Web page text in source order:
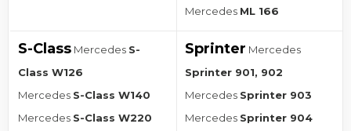
Mercedes ML 166
S-Class Mercedes S-
Class W126
Mercedes S-Class W140
Mercedes S-Class W220
Sprinter Mercedes
Sprinter 901, 902
Mercedes Sprinter 903
Mercedes Sprinter 904